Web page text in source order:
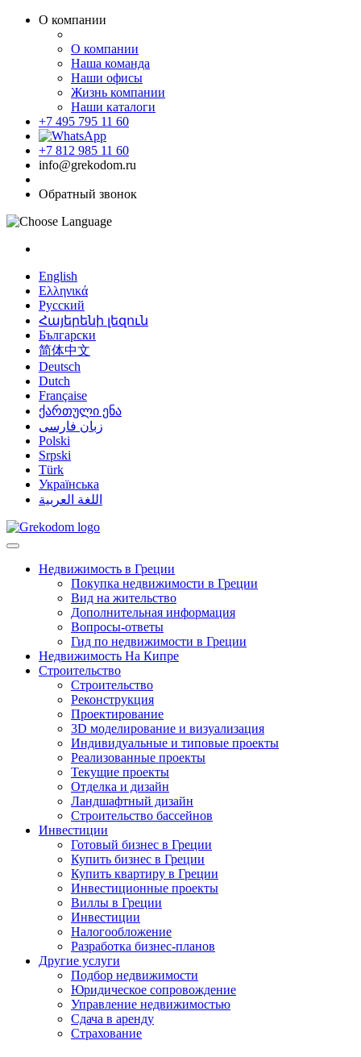
О компании
О компании
Наша команда
Наши офисы
Жизнь компании
Наши каталоги
+7 495 795 11 60
+7 812 985 11 60
info@grekodom.ru
Обратный звонок
English
Ελληνικά
Русский
Հայերենի լեզուն
Български
简体中文
Deutsch
Dutch
Française
ქართული ენა
زبان فارسی
Polski
Srpski
Türk
Українська
اللغة العربية
Недвижимость в Греции
Покупка недвижимости в Греции
Вид на жительство
Дополнительная информация
Вопросы-ответы
Гид по недвижимости в Греции
Недвижимость На Кипре
Строительство
Строительство
Реконструкция
Проектирование
3D моделирование и визуализация
Индивидуальные и типовые проекты
Реализованные проекты
Текущие проекты
Отделка и дизайн
Ландшафтный дизайн
Строительство бассейнов
Инвестиции
Готовый бизнес в Греции
Купить бизнес в Греции
Купить квартиру в Греции
Инвестиционные проекты
Виллы в Греции
Инвестиции
Налогообложение
Разработка бизнес-планов
Другие услуги
Подбор недвижимости
Юридическое сопровождение
Управление недвижимостью
Сдача в аренду
Страхование